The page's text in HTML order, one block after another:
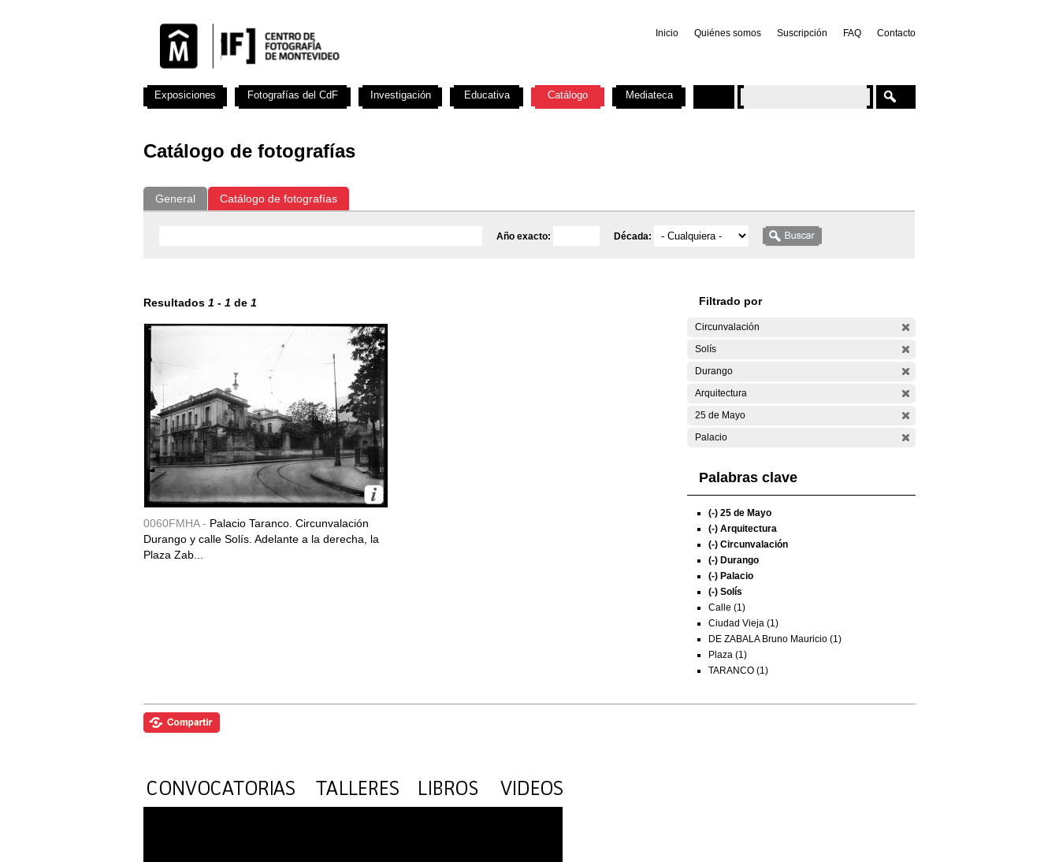
Inicio Quiénes somos Suscripción FAQ Contacto
Catálogo de fotografías
General Catálogo de fotografías
Año exacto: Década:
Resultados 1 - 1 de 1
0060FMHA - Palacio Taranco. Circunvalación
Durango y calle Solís. Adelante a la derecha, la
Plaza Zab...
Filtrado por
Circunvalación
Solís
Durango
Arquitectura
25 de Mayo
Palacio
Palabras clave
(-) 25 de Mayo
(-) Arquitectura
(-) Circunvalación
(-) Durango
(-) Palacio
(-) Solís
Calle (1)
Ciudad Vieja (1)
DE ZABALA Bruno Mauricio (1)
Plaza (1)
TARANCO (1)
Exposiciones Fotografías del CdF Investigación Educativa Catálogo Mediateca